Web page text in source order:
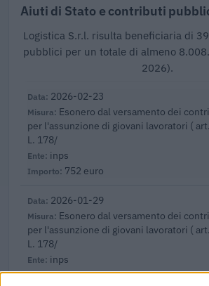
Aiuti di Stato e contributi
Logistica S.r.l. risulta beneficiaria di
pubblici per un totale di almeno
2026).
2026-02-23
Esonero dal versamento dei
per l'assunzione di giovani lavoratori (
L. 178/
inps
752 euro
2026-01-29
Esonero dal versamento dei
per l'assunzione di giovani lavoratori (
L. 178/
inps
3.563 euro